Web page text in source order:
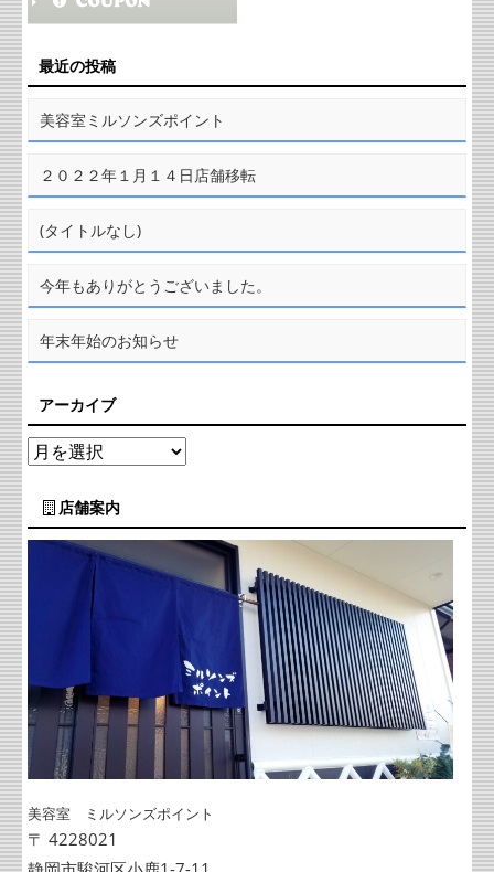
最近の投稿
美容室ミルソンズポイント
２０２２年１月１４日店舗移転
(タイトルなし)
今年もありがとうございました。
年末年始のお知らせ
アーカイブ
店舗案内
美容室 ミルソンズポイント
〒 4228021